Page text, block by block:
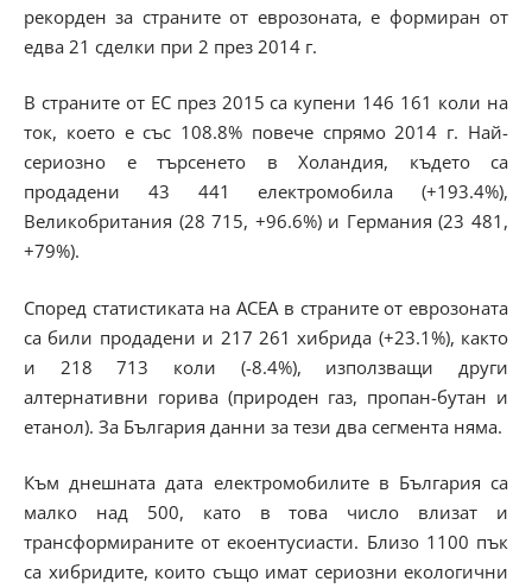
рекорден за страните от еврозоната, е формиран от
едва 21 сделки при 2 през 2014 г.
В страните от ЕС през 2015 са купени 146 161 коли на
ток, което е със 108.8% повече спрямо 2014 г. Най-
сериозно е търсенето в Холандия, където са
продадени 43 441 електромобила (+193.4%),
Великобритания (28 715, +96.6%) и Германия (23 481,
+79%).
Според статистиката на АСЕА в страните от еврозоната
са били продадени и 217 261 хибрида (+23.1%), както
и 218 713 коли (-8.4%), използващи други
алтернативни горива (природен газ, пропан-бутан и
етанол). За България данни за тези два сегмента няма.
Към днешната дата електромобилите в България са
малко над 500, като в това число влизат и
трансформираните от екоентусиасти. Близо 1100 пък
са хибридите, които също имат сериозни екологични